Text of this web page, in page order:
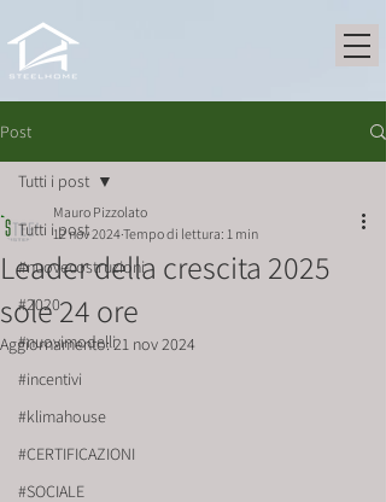
Post
Tutti i post
#nuovecostruzioni
#2020
#nuovimodelli
#incentivi
#klimahouse
#CERTIFICAZIONI
#SOCIALE
Tutti i post
Leader della crescita 2025
sole 24 ore
Mauro Pizzolato
12 nov 2024Tempo di lettura: 1 min
Aggiornamento:21 nov 2024